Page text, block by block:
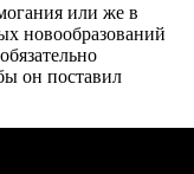
или же в
новообразований
он поставил